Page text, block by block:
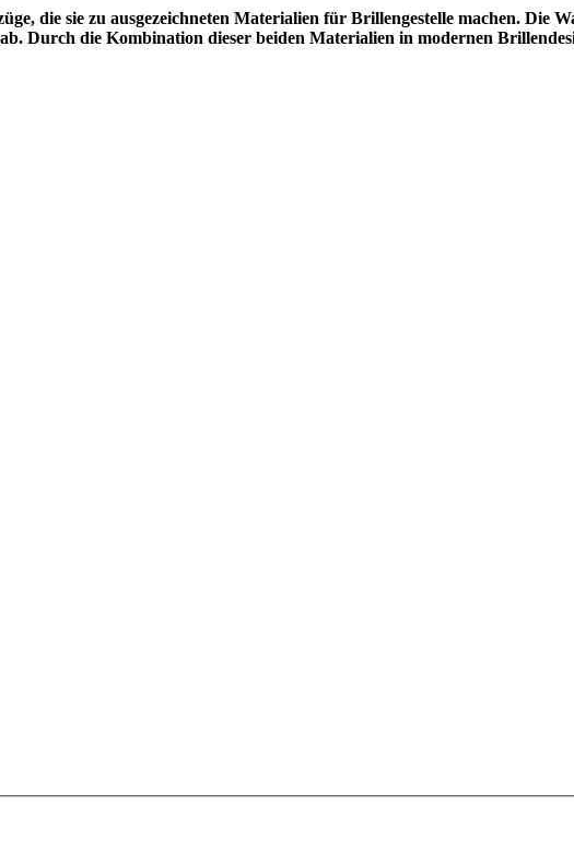
die sie zu ausgezeichneten Materialien für Brillengestelle machen. Die
Durch die Kombination dieser beiden Materialien in modernen